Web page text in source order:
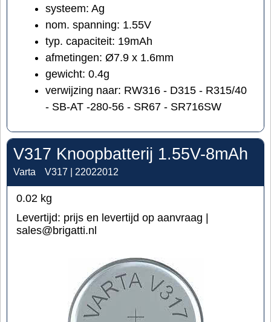
systeem: Ag
nom. spanning: 1.55V
typ. capaciteit: 19mAh
afmetingen: Ø7.9 x 1.6mm
gewicht: 0.4g
verwijzing naar: RW316 - D315 - R315/40
- SB-AT -280-56 - SR67 - SR716SW
V317 Knoopbatterij 1.55V-8mAh
Varta V317 | 22022012
0.02 kg
Levertijd: prijs en levertijd op aanvraag |
sales@brigatti.nl